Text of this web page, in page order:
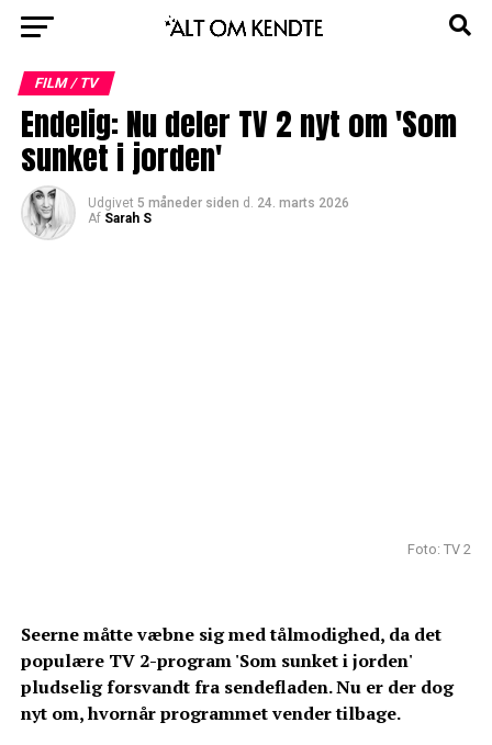
FILM / TV
Endelig: Nu deler TV 2 nyt om 'Som
sunket i jorden'
Udgivet 5 måneder siden d. 24. marts 2026
Af Sarah S
Foto: TV 2
Seerne måtte væbne sig med tålmodighed, da det
populære TV 2-program 'Som sunket i jorden'
pludselig forsvandt fra sendefladen. Nu er der dog
nyt om, hvornår programmet vender tilbage.